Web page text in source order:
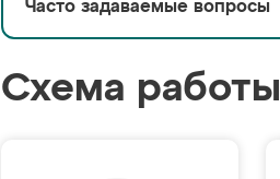
Часто задаваемые вопросы
Схема работы